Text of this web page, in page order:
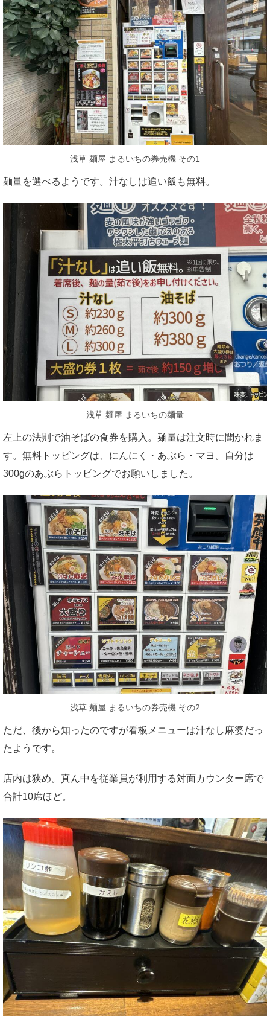
浅草 麺屋 まるいちの券売機 その1
麺量を選べるようです。汁なしは追い飯も無料。
浅草 麺屋 まるいちの麺量
左上の法則で油そばの食券を購入。麺量は注文時に聞かれま
す。無料トッピングは、にんにく・あぶら・マヨ。自分は
300gのあぶらトッピングでお願いしました。
浅草 麺屋 まるいちの券売機 その2
ただ、後から知ったのですが看板メニューは汁なし麻婆だっ
たようです。
店内は狭め。真ん中を従業員が利用する対面カウンター席で
合計10席ほど。